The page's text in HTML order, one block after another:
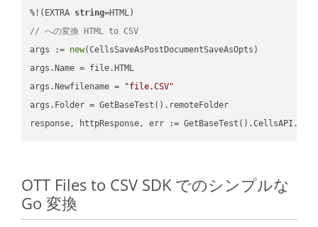
%!(EXTRA string
// への変換 HTML to CSV
args := new(CellsSaveAsPostDocumentSaveAsOpts)
args.Name = file.HTML
args.Newfilename =
"file.CSV"
args.Folder = GetBaseTest().remoteFolder
OTT Files to CSV SDK でのシンプルな
Go 変換